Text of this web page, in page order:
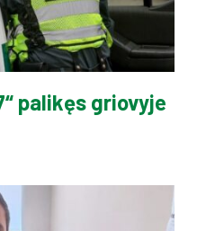
palikęs griovyje